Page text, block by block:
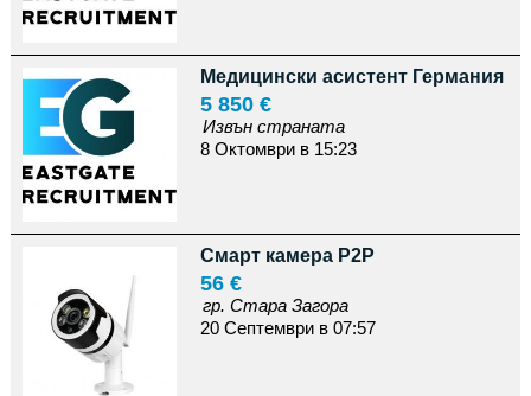
Медицински асистент Германия
5 850 €
Извън страната
8 Октомври в 15:23
Смарт камера P2P
56 €
гр. Стара Загора
20 Септември в 07:57